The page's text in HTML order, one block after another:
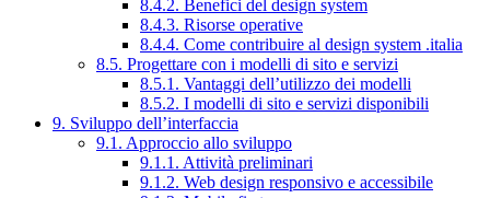
8.4.2. Benefici del design system
8.4.3. Risorse operative
8.4.4. Come contribuire al design system .italia
8.5. Progettare con i modelli di sito e servizi
8.5.1. Vantaggi dell’utilizzo dei modelli
8.5.2. I modelli di sito e servizi disponibili
9. Sviluppo dell’interfaccia
9.1. Approccio allo sviluppo
9.1.1. Attività preliminari
9.1.2. Web design responsivo e accessibile